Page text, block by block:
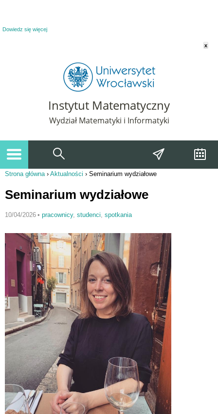
Dowiedz się więcej
x
Instytut Matematyczny
Wydział Matematyki i Informatyki
Strona główna› Aktualności › Seminarium wydziałowe
Seminarium wydziałowe
10/04/2026 • pracownicy, studenci, spotkania